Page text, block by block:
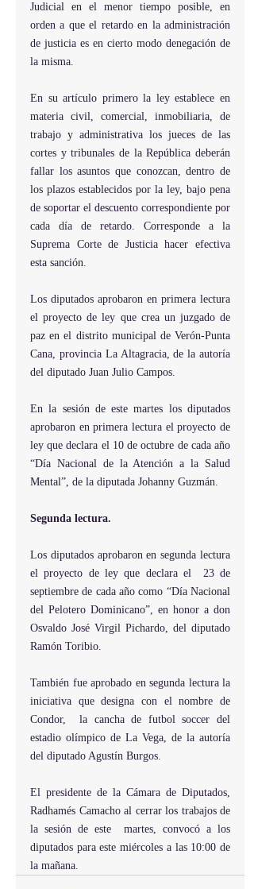
Judicial en el menor tiempo posible, en
orden a que el retardo en la administración
de justicia es en cierto modo denegación de
la misma.
En su artículo primero la ley establece en
materia civil, comercial, inmobiliaria, de
trabajo y administrativa los jueces de las
cortes y tribunales de la República deberán
fallar los asuntos que conozcan, dentro de
los plazos establecidos por la ley, bajo pena
de soportar el descuento correspondiente por
cada día de retardo. Corresponde a la
Suprema Corte de Justicia hacer efectiva
esta sanción.
Los diputados aprobaron en primera lectura
el proyecto de ley que crea un juzgado de
paz en el distrito municipal de Verón-Punta
Cana, provincia La Altagracia, de la autoría
del diputado Juan Julio Campos.
En la sesión de este martes los diputados
aprobaron en primera lectura el proyecto de
ley que declara el 10 de octubre de cada año
“Día Nacional de la Atención a la Salud
Mental”, de la diputada Johanny Guzmán.
Segunda lectura.
Los diputados aprobaron en segunda lectura
el proyecto de ley que declara el  23 de
septiembre de cada año como “Día Nacional
del Pelotero Dominicano”, en honor a don
Osvaldo José Virgil Pichardo, del diputado
Ramón Toribio.
También fue aprobado en segunda lectura la
iniciativa que designa con el nombre de
Condor,  la cancha de futbol soccer del
estadio olímpico de La Vega, de la autoría
del diputado Agustín Burgos.
El presidente de la Cámara de Diputados,
Radhamés Camacho al cerrar los trabajos de
la sesión de este  martes, convocó a los
diputados para este miércoles a las 10:00 de
la mañana.